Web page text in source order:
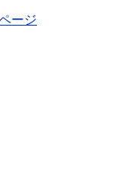
ージ